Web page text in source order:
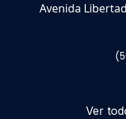
Avenida
Ver